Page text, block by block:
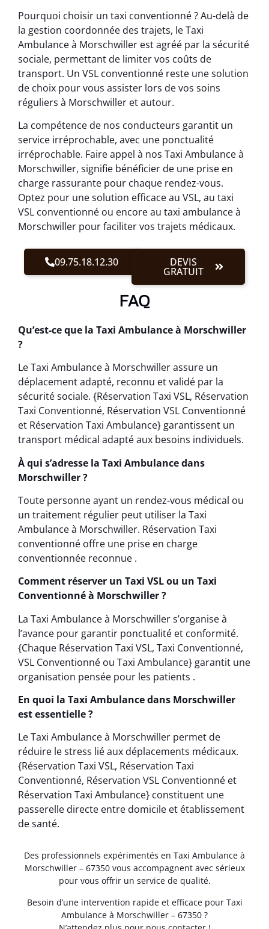
Pourquoi choisir un taxi conventionné ? Au-delà de
la gestion coordonnée des trajets, le Taxi
Ambulance à Morschwiller est agréé par la sécurité
sociale, permettant de limiter vos coûts de
transport. Un VSL conventionné reste une solution
de choix pour vous assister lors de vos soins
réguliers à Morschwiller et autour.
La compétence de nos conducteurs garantit un
service irréprochable, avec une ponctualité
irréprochable. Faire appel à nos Taxi Ambulance à
Morschwiller, signifie bénéficier de une prise en
charge rassurante pour chaque rendez-vous.
Optez pour une solution efficace au VSL, au taxi
VSL conventionné ou encore au taxi ambulance à
Morschwiller pour faciliter vos trajets médicaux.
09.75.18.12.30 DEVIS
GRATUIT
FAQ
Qu’est-ce que la Taxi Ambulance à Morschwiller
?
Le Taxi Ambulance à Morschwiller assure un
déplacement adapté, reconnu et validé par la
sécurité sociale. {Réservation Taxi VSL, Réservation
Taxi Conventionné, Réservation VSL Conventionné
et Réservation Taxi Ambulance} garantissent un
transport médical adapté aux besoins individuels.
À qui s’adresse la Taxi Ambulance dans
Morschwiller ?
Toute personne ayant un rendez-vous médical ou
un traitement régulier peut utiliser la Taxi
Ambulance à Morschwiller. Réservation Taxi
conventionné offre une prise en charge
conventionnée reconnue .
Comment réserver un Taxi VSL ou un Taxi
Conventionné à Morschwiller ?
La Taxi Ambulance à Morschwiller s’organise à
l’avance pour garantir ponctualité et conformité.
{Chaque Réservation Taxi VSL, Taxi Conventionné,
VSL Conventionné ou Taxi Ambulance} garantit une
organisation pensée pour les patients .
En quoi la Taxi Ambulance dans Morschwiller
est essentielle ?
Le Taxi Ambulance à Morschwiller permet de
réduire le stress lié aux déplacements médicaux.
{Réservation Taxi VSL, Réservation Taxi
Conventionné, Réservation VSL Conventionné et
Réservation Taxi Ambulance} constituent une
passerelle directe entre domicile et établissement
de santé.
Des professionnels expérimentés en Taxi Ambulance à
Morschwiller – 67350 vous accompagnent avec sérieux
pour vous offrir un service de qualité.
Besoin d’une intervention rapide et efficace pour Taxi
Ambulance à Morschwiller – 67350 ?